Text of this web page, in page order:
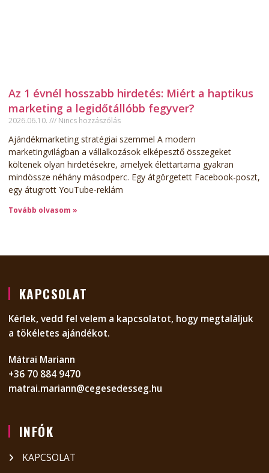
Az 1 évnél hosszabb hirdetés: Miért a haptikus
marketing a legidőtállóbb fegyver?
2026.06.10. Nincs hozzászólás
Ajándékmarketing stratégiai szemmel A modern
marketingvilágban a vállalkozások elképesztő összegeket
költenek olyan hirdetésekre, amelyek élettartama gyakran
mindössze néhány másodperc. Egy átgörgetett Facebook-poszt,
egy átugrott YouTube-reklám
Tovább olvasom »
KAPCSOLAT
Kérlek, vedd fel velem a kapcsolatot, hogy megtaláljuk
a tökéletes ajándékot.
Mátrai Mariann
+36 70 884 9470
matrai.mariann@cegesedesseg.hu
INFÓK
KAPCSOLAT